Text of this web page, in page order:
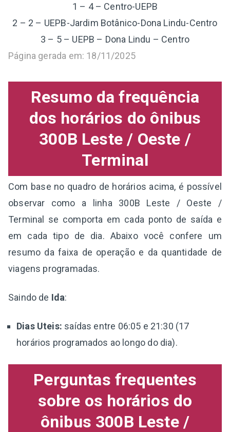
1 – 4 – Centro-UEPB
2 – 2 – UEPB-Jardim Botânico-Dona Lindu-Centro
3 – 5 – UEPB – Dona Lindu – Centro
Página gerada em: 18/11/2025
Resumo da frequência
dos horários do ônibus
300B Leste / Oeste /
Terminal
Com base no quadro de horários acima, é possível
observar como a linha 300B Leste / Oeste /
Terminal se comporta em cada ponto de saída e
em cada tipo de dia. Abaixo você confere um
resumo da faixa de operação e da quantidade de
viagens programadas.
Saindo de Ida:
Dias Uteis: saídas entre 06:05 e 21:30 (17
horários programados ao longo do dia).
Perguntas frequentes
sobre os horários do
ônibus 300B Leste /